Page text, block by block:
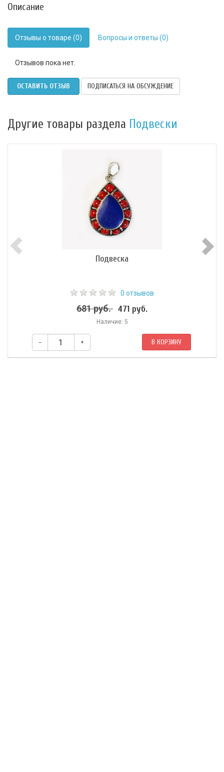
Описание
Отзывы о товаре (0) Вопросы и ответы (0)
Отзывов пока нет.
ОСТАВИТЬ ОТЗЫВ ПОДПИСАТЬСЯ НА ОБСУЖДЕНИЕ
Другие товары раздела Подвески
Подвеска
0 отзывов
681 руб. 471 руб.
Наличие: 5
– + В КОРЗИНУ